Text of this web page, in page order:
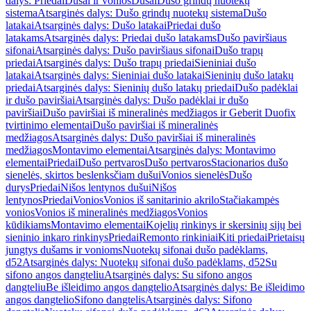
sistemaAtsarginės dalys: Dušo grindų nuotekų sistemaDušo
latakaiAtsarginės dalys: Dušo latakaiPriedai dušo
latakamsAtsarginės dalys: Priedai dušo latakamsDušo paviršiaus
sifonaiAtsarginės dalys: Dušo paviršiaus sifonaiDušo trapų
priedaiAtsarginės dalys: Dušo trapų priedaiSieniniai dušo
latakaiAtsarginės dalys: Sieniniai dušo latakaiSieninių dušo latakų
priedaiAtsarginės dalys: Sieninių dušo latakų priedaiDušo padėklai
ir dušo paviršiaiAtsarginės dalys: Dušo padėklai ir dušo
paviršiaiDušo paviršiai iš mineralinės medžiagos ir Geberit Duofix
tvirtinimo elementaiDušo paviršiai iš mineralinės
medžiagosAtsarginės dalys: Dušo paviršiai iš mineralinės
medžiagosMontavimo elementaiAtsarginės dalys: Montavimo
elementaiPriedaiDušo pertvarosDušo pertvarosStacionarios dušo
sienelės, skirtos beslenksčiam dušuiVonios sienelėsDušo
durysPriedaiNišos lentynos dušuiNišos
lentynosPriedaiVoniosVonios iš sanitarinio akriloStačiakampės
voniosVonios iš mineralinės medžiagosVonios
kūdikiamsMontavimo elementaiKojelių rinkinys ir skersinių sijų bei
sieninio inkaro rinkinysPriedaiRemonto rinkiniaiKiti priedaiPrietaisų
jungtys dušams ir voniomsNuotekų sifonai dušo padėklams,
d52Atsarginės dalys: Nuotekų sifonai dušo padėklams, d52Su
sifono angos dangteliuAtsarginės dalys: Su sifono angos
dangteliuBe išleidimo angos dangtelioAtsarginės dalys: Be išleidimo
angos dangtelioSifono dangtelisAtsarginės dalys: Sifono